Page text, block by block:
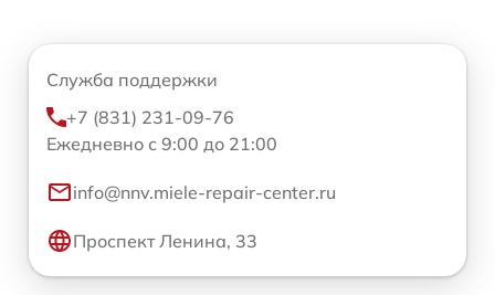
Служба поддержки
+7 (831) 231-09-76
Ежедневно с 9:00 до 21:00
info@nnv.miele-repair-center.ru
Проспект Ленина, 33